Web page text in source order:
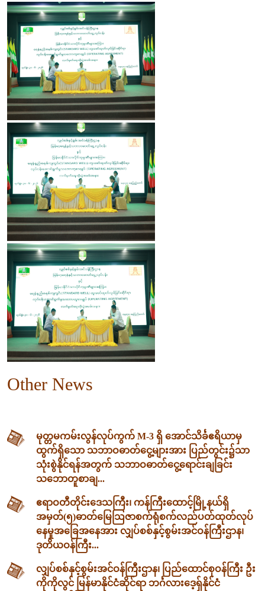
Other News
မုတ္တမကမ်းလွန်လုပ်ကွက် M-3 ရှိ အောင်သိင်္ခဧရိယာမှ
ထွက်ရှိသော သဘာဝဓာတ်ငွေ့များအား ပြည်တွင်း၌သာ
သုံးစွဲနိုင်ရန်အတွက် သဘာဝဓာတ်ငွေ့ရောင်းချခြင်း
သဘောတူစာချ...
ဧရာဝတီတိုင်းဒေသကြီး၊ ကန်ကြီးထောင့်မြို့နယ်ရှိ
အမှတ်(၅)ဓာတ်မြေဩဇာစက်ရုံစက်လည်ပတ်ထုတ်လုပ်
နေမှုအခြေအနေအား လျှပ်စစ်နှင့်စွမ်းအင်ဝန်ကြီးဌာန၊
ဒုတိယဝန်ကြီး...
လျှပ်စစ်နှင့်စွမ်းအင်ဝန်ကြီးဌာန၊ ပြည်ထောင်စုဝန်ကြီး ဦး
ကိုကိုလွင် မြန်မာနိုင်ငံဆိုင်ရာ ဘင်္ဂလားဒေ့ရှ်နိုင်ငံ